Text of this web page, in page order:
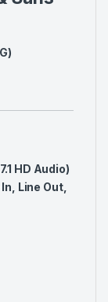
HD Audio)
Line Out,